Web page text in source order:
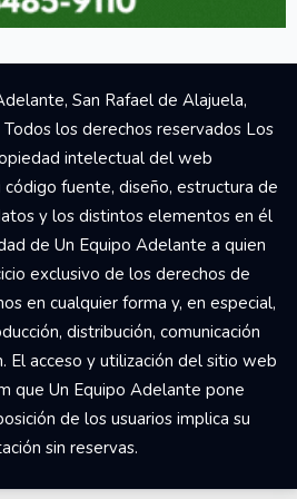
San Rafael de Alajuela,
los derechos reservados Los
intelectual del web
fuente, diseño, estructura de
y los distintos elementos en él
de Un Equipo Adelante a quien
exclusivo de los derechos de
en cualquier forma y, en especial,
distribución, comunicación
El acceso y utilización del sitio web
que Un Equipo Adelante pone
de los usuarios implica su
sin reservas.